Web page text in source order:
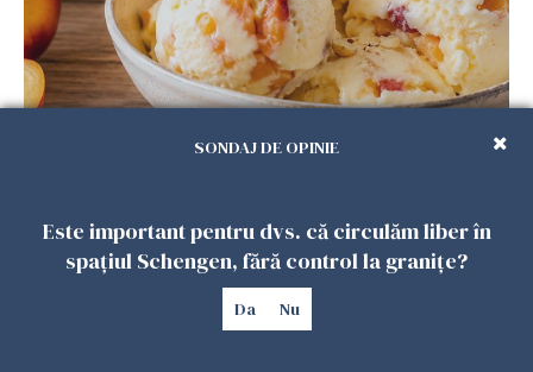
Înghețata de casă cu nectarine care
25 IULIE 2026
SONDAJ DE OPINIE
Este important pentru dvs. că circulăm liber în
spațiul Schengen, fără control la granițe?
Da Nu